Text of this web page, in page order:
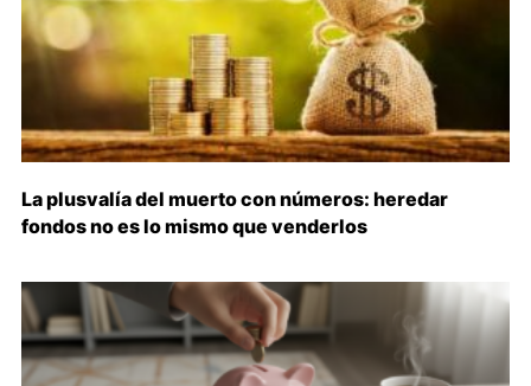
La plusvalía del muerto con números: heredar
fondos no es lo mismo que venderlos